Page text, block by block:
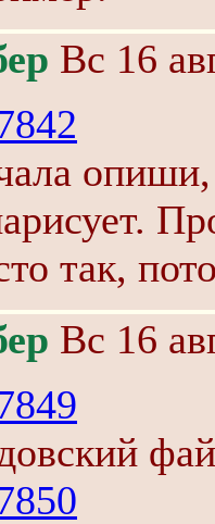
Вс 16
опиши,
так,
Вс 16